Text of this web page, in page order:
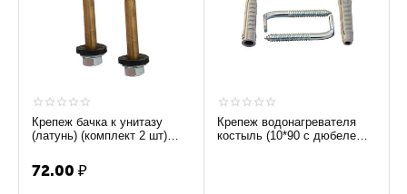
Крепеж бачка к унитазу
(латунь) (комплект 2 шт)
72.00 ₽
Крепеж водонагревателя
костыль (10*90 с дюбелем